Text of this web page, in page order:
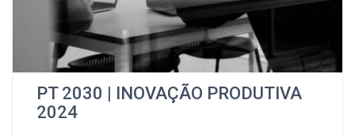
PT 2030 | INOVAÇÃO PRODUTIVA
2024